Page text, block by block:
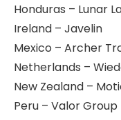
Honduras – Lunar
Ireland – Javelin
Mexico – Archer
Netherlands –
New Zealand –
Peru – Valor Group